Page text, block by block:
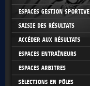
ESPACES GESTION SPORTIVE
SAISIE DES RÉSULTATS
ACCÉDER AUX RÉSULTATS
ESPACES ENTRAÎNEURS
ESPACES ARBITRES
SÉLECTIONS EN PÔLES